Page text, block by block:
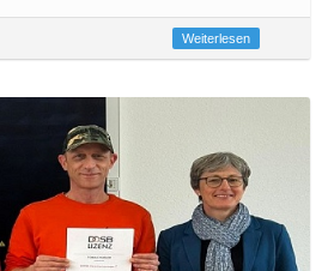
Weiterlesen